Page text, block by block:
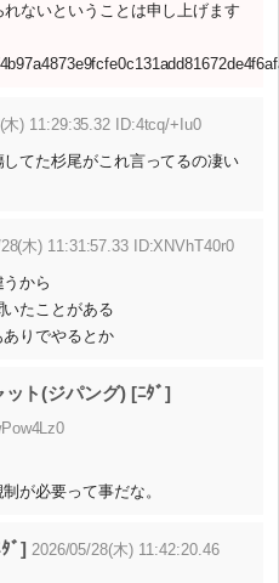
ないということは申し上げます
木) 11:29:35.32 ID:4tcq/+Iu0
てた杉尾がこれ言ってるの凄い
木) 11:31:57.33 ID:XNVhT40r0
から
たことがある
りでやるとか
ト(ジパング) [ﾆﾀﾞ]
が必要って事だな。
ﾞ] 2026/05/28(木) 11:42:20.46